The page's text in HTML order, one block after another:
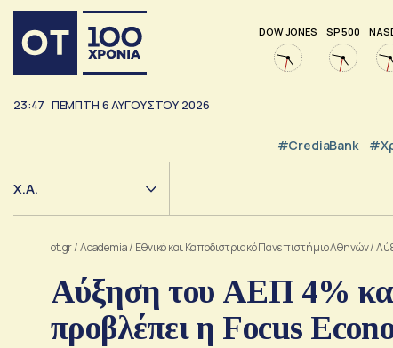
DOW JONES SP 500
23:47 ΠΈΜΠΤΗ 6ΑΥΓΟΎΣΤΟΥ 2026
#CrediaBank
Χ.Α.
ot.gr/Academia/ Εθνικό και Καποδιστριακό Πανεπιστήμιο Αθηνών/
Αύξηση του ΑΕΠ 4%
προβλέπει η Focus